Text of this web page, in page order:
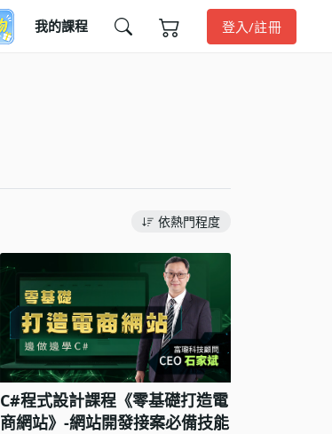
我的課程 登入/註冊
依熱門程度
C#程式設計課程《零基礎打造電
商網站》-網站開發接案必備技能